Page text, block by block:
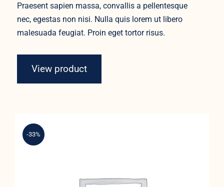
Praesent sapien massa, convallis a pellentesque
nec, egestas non nisi. Nulla quis lorem ut libero
malesuada feugiat. Proin eget tortor risus.
View product
-33%